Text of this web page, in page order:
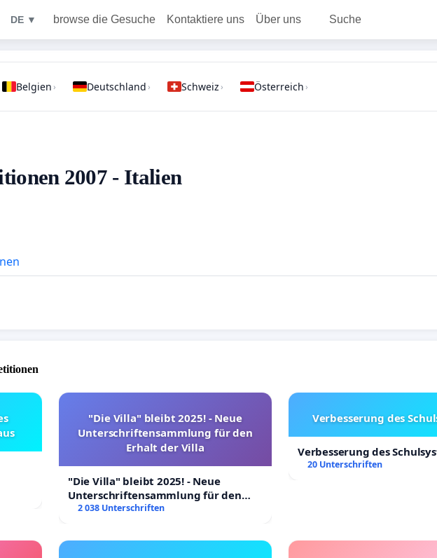
DE ▼ browse die Gesuche Kontaktiere uns Über uns Suche
Belgien › Deutschland › Schweiz › Österreich ›
2007 - Italien
"Die Villa" bleibt 2025! - Neue
Unterschriftensammlung für den
Erhalt der Villa
"Die Villa" bleibt 2025! - Neue
Unterschriftensammlung für den
Erhalt der Villa
2 038 Unterschriften
Verbesserung des
Verbesserung des
20 Unterschriften